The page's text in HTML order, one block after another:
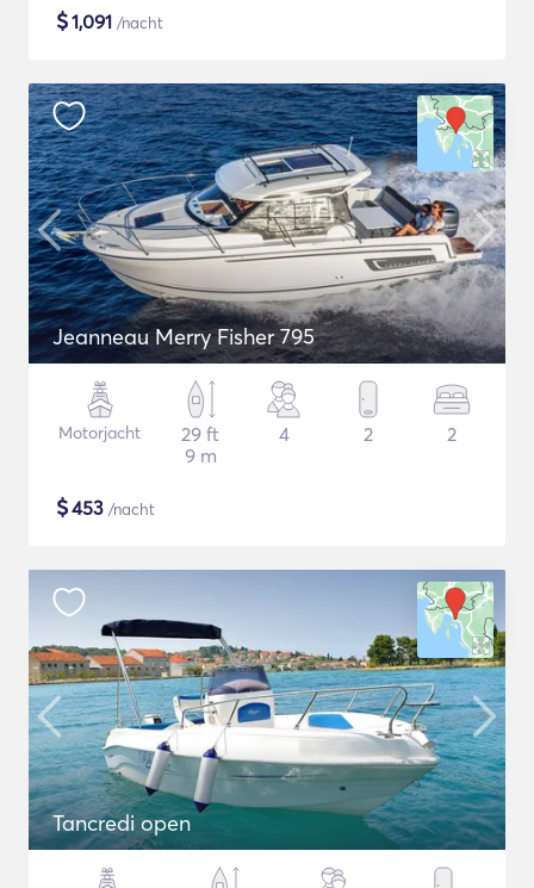
$1,091 /nacht
Jeanneau Merry Fisher 795
Motorjacht
29 ft
9 m
4 2 2
$453 /nacht
Tancredi open